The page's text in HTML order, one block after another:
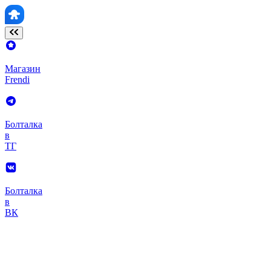
Магазин
Frendi
Болталка
в
ТГ
Болталка
в
ВК